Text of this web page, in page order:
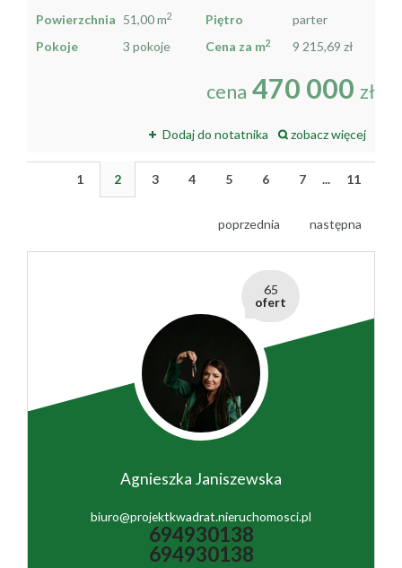
Powierzchnia 51,00 m2 Piętro
parter
Pokoje
3 pokoje Cena za m2 9 215,69 zł
cena 470 000 zł
Dodaj do notatnika zobacz więcej
1 2 3 4 5 6 7 ... 11
poprzednia następna
65
ofert
Agnieszka Janiszewska
biuro@projektkwadrat.nieruchomosci.pl
694930138
694930138